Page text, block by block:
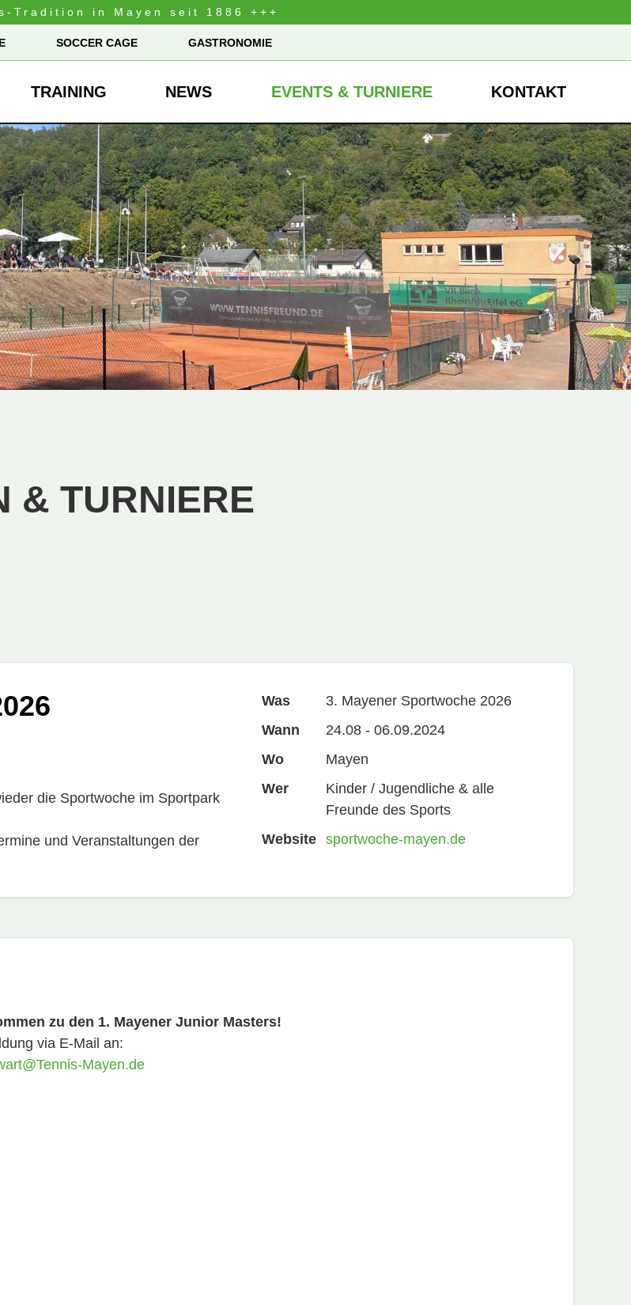
Tradition in Mayen seit 1886 +++
SOCCER CAGE GASTRONOMIE
TRAINING NEWS EVENTS & TURNIERE KONTAKT
& TURNIERE
die Sportwoche im Sportpark
und Veranstaltungen der
Was
3. Mayener Sportwoche 2026
Wann
24.08 - 06.09.2024
Wo
Mayen
Wer
Kinder / Jugendliche & alle
Freunde des Sports
Website
sportwoche-mayen.de
zu den 1. Mayener Junior Masters!
via E-Mail an:
Mayen.de